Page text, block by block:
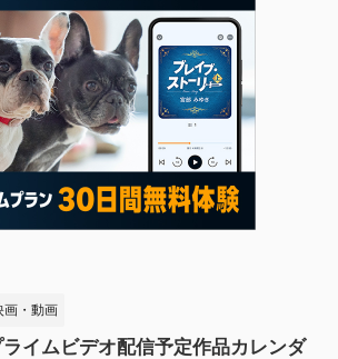
画・動画
ライムビデオ配信予定作品カレンダ